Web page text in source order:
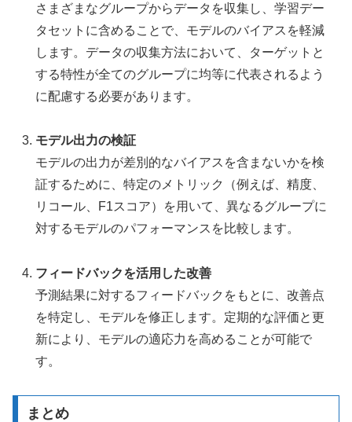
さまざまなグループからデータを収集し、学習デー
タセットに含めることで、モデルのバイアスを軽減
します。データの収集方法において、ターゲットと
する特性が全てのグループに均等に代表されるよう
に配慮する必要があります。
モデル出力の検証
モデルの出力が差別的なバイアスを含まないかを検
証するために、特定のメトリック（例えば、精度、
リコール、F1スコア）を用いて、異なるグループに
対するモデルのパフォーマンスを比較します。
フィードバックを活用した改善
予測結果に対するフィードバックをもとに、改善点
を特定し、モデルを修正します。定期的な評価と更
新により、モデルの適応力を高めることが可能で
す。
まとめ